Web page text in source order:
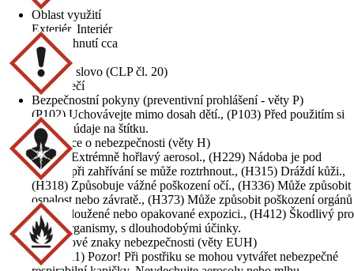
Oblast využití
Exteriér, Interiér
Doba schnutí cca
24 h
Signální slovo (CLP čl. 20)
Nebezpečí
Bezpečnostní pokyny (preventivní prohlášení - věty P)
(P102) Uchovávejte mimo dosah dětí., (P103) Před použitím si
přečtěte údaje na štítku.
Informace o nebezpečnosti (věty H)
(H222) Extrémně hořlavý aerosol., (H229) Nádoba je pod
tlakem: při zahřívání se může roztrhnout., (H315) Dráždí kůži.,
(H318) Způsobuje vážné poškození očí., (H336) Může způsobit
ospalost nebo závratě., (H373) Může způsobit poškození orgánů
při prodloužené nebo opakované expozici., (H412) Škodlivý pro
vodní organismy, s dlouhodobými účinky.
Doplňkové znaky nebezpečnosti (věty EUH)
(EUH211) Pozor! Při postřiku se mohou vytvářet nebezpečné